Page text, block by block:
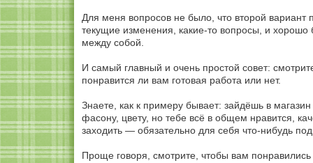
Для меня вопросов не было, что второй вариант
текущие изменения, какие-то вопросы, и хорошо
между собой.
И самый главный и очень простой совет:
понравится ли вам готовая работа или нет.
Знаете, как к примеру бывает: зайдёшь в
фасону, цвету, но тебе всё в общем нравится,
заходить — обязательно для себя что-нибудь
Проще говоря, смотрите, чтобы вам